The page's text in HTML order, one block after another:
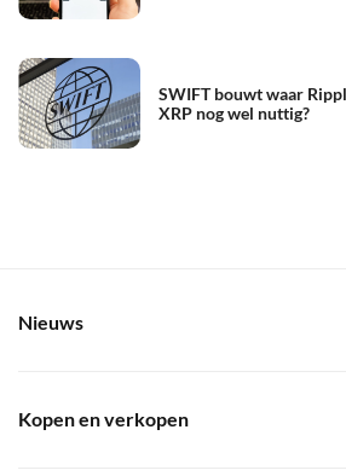
SWIFT bouwt waar
XRP nog wel nuttig?
Nieuws
Kopen en verkopen